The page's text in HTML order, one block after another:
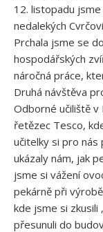
12. listopadu
nedalekých
Prchala jsme se
hospodářských
náročná práce,
Druhá návštěva
Odborné učiliště v
řetězec Tesco,
učitelky si pro nás
ukázaly nám, jak
jsme si vážení
pekárně při
kde jsme si zkusili
přesunuli do